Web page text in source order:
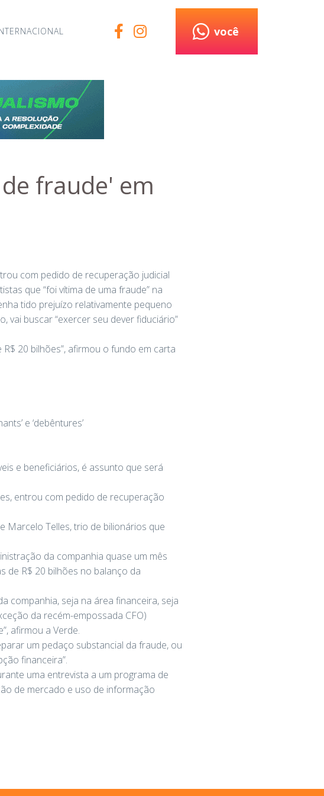
você
fraude' em
com pedido de recuperação judicial
que “foi vítima de uma fraude” na
tido prejuízo relativamente pequeno
vai buscar “exercer seu dever fiduciário”
20 bilhões”, afirmou o fundo em carta
e ‘debêntures’
e beneficiários, é assunto que será
entrou com pedido de recuperação
Marcelo Telles, trio de bilionários que
da companhia quase um mês
de R$ 20 bilhões no balanço da
companhia, seja na área financeira, seja
da recém-empossada CFO)
afirmou a Verde.
um pedaço substancial da fraude, ou
financeira”.
uma entrevista a um programa de
de mercado e uso de informação